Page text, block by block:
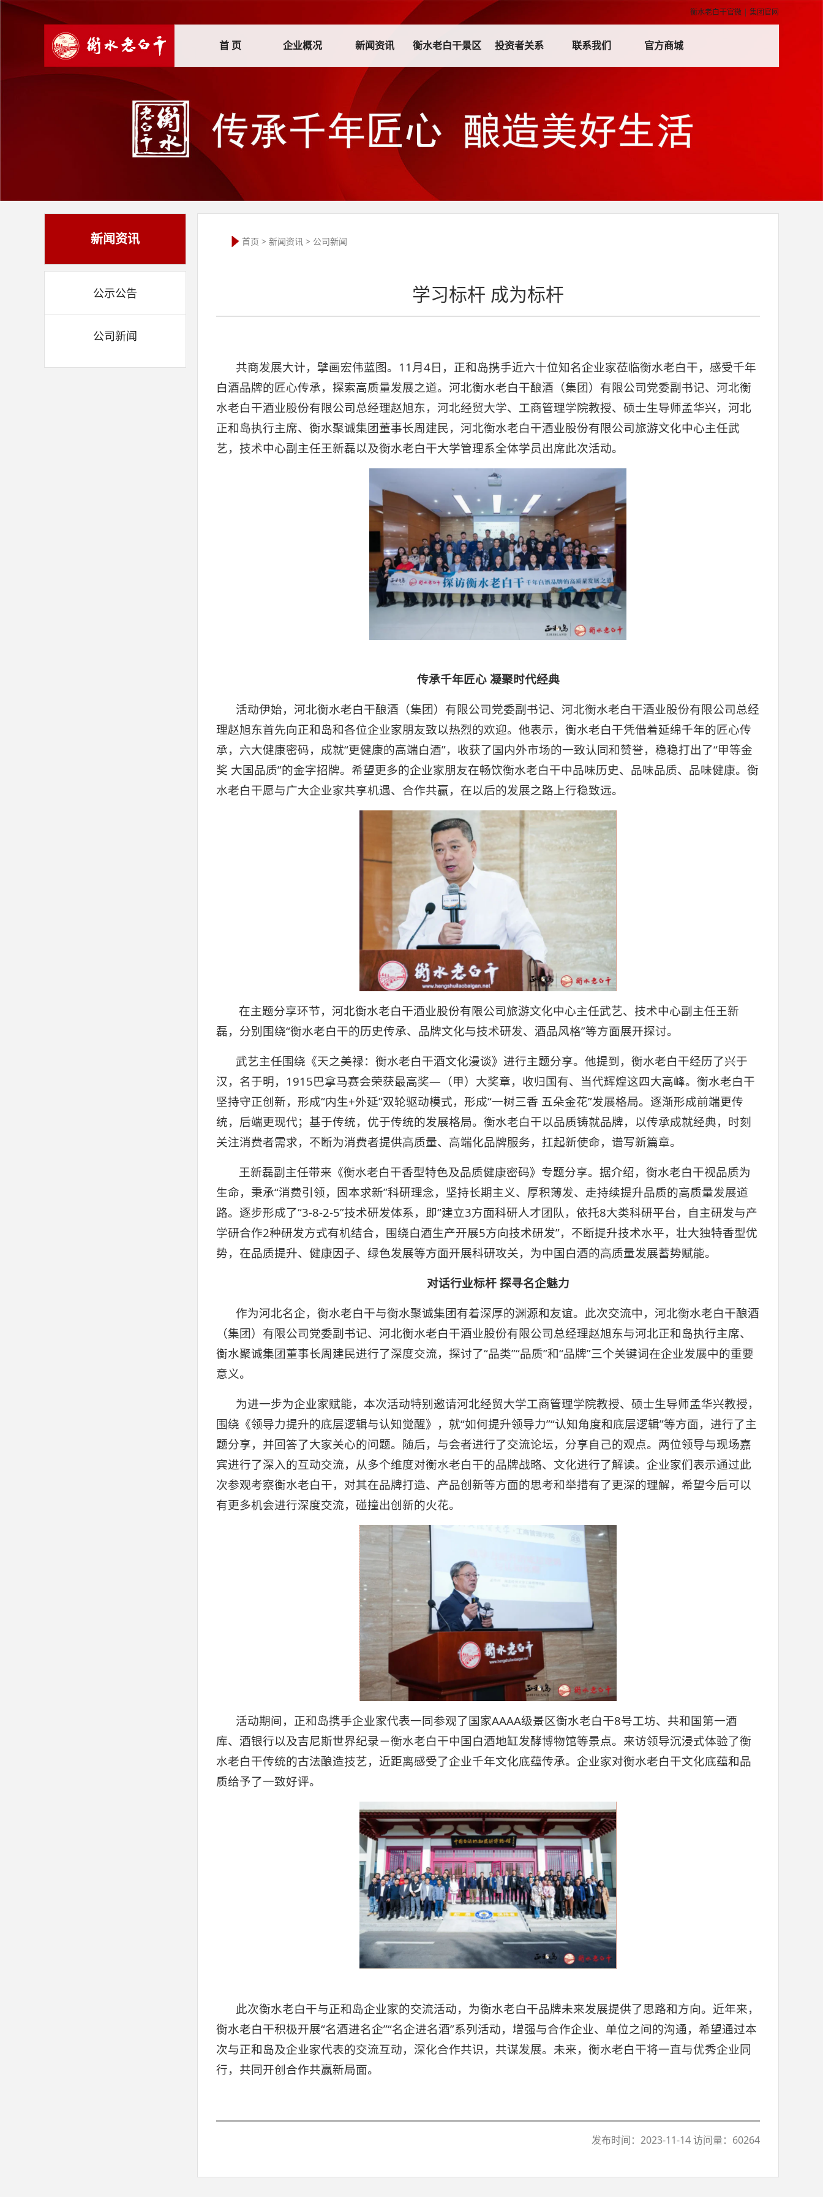
衡水老白干官微 | 集团官网
首 页 企业概况 新闻资讯 衡水老白干景区 投资者关系 联系我们 官方商城
新闻资讯
公示公告
公司新闻
首页 > 新闻资讯 > 公司新闻
学习标杆 成为标杆
共商发展大计，擘画宏伟蓝图。11月4日，正和岛携手近六十位知名企业家莅临衡水老白干，感受千年
白酒品牌的匠心传承，探索高质量发展之道。河北衡水老白干酿酒（集团）有限公司党委副书记、河北衡
水老白干酒业股份有限公司总经理赵旭东，河北经贸大学、工商管理学院教授、硕士生导师孟华兴，河北
正和岛执行主席、衡水聚诚集团董事长周建民，河北衡水老白干酒业股份有限公司旅游文化中心主任武
艺，技术中心副主任王新磊以及衡水老白干大学管理系全体学员出席此次活动。
传承千年匠心 凝聚时代经典
活动伊始，河北衡水老白干酿酒（集团）有限公司党委副书记、河北衡水老白干酒业股份有限公司总经
理赵旭东首先向正和岛和各位企业家朋友致以热烈的欢迎。他表示，衡水老白干凭借着延绵千年的匠心传
承，六大健康密码，成就“更健康的高端白酒”，收获了国内外市场的一致认同和赞誉，稳稳打出了“甲等金
奖 大国品质”的金字招牌。希望更多的企业家朋友在畅饮衡水老白干中品味历史、品味品质、品味健康。衡
水老白干愿与广大企业家共享机遇、合作共赢，在以后的发展之路上行稳致远。
在主题分享环节，河北衡水老白干酒业股份有限公司旅游文化中心主任武艺、技术中心副主任王新
磊，分别围绕“衡水老白干的历史传承、品牌文化与技术研发、酒品风格”等方面展开探讨。
武艺主任围绕《天之美禄：衡水老白干酒文化漫谈》进行主题分享。他提到，衡水老白干经历了兴于
汉，名于明，1915巴拿马赛会荣获最高奖—（甲）大奖章，收归国有、当代辉煌这四大高峰。衡水老白干
坚持守正创新，形成“内生+外延”双轮驱动模式，形成“一树三香 五朵金花”发展格局。逐渐形成前端更传
统，后端更现代；基于传统，优于传统的发展格局。衡水老白干以品质铸就品牌，以传承成就经典，时刻
关注消费者需求，不断为消费者提供高质量、高端化品牌服务，扛起新使命，谱写新篇章。
王新磊副主任带来《衡水老白干香型特色及品质健康密码》专题分享。据介绍，衡水老白干视品质为
生命，秉承“消费引领，固本求新”科研理念，坚持长期主义、厚积薄发、走持续提升品质的高质量发展道
路。逐步形成了“3-8-2-5”技术研发体系，即“建立3方面科研人才团队，依托8大类科研平台，自主研发与产
学研合作2种研发方式有机结合，围绕白酒生产开展5方向技术研发”，不断提升技术水平，壮大独特香型优
势，在品质提升、健康因子、绿色发展等方面开展科研攻关，为中国白酒的高质量发展蓄势赋能。
对话行业标杆 探寻名企魅力
作为河北名企，衡水老白干与衡水聚诚集团有着深厚的渊源和友谊。此次交流中，河北衡水老白干酿酒
（集团）有限公司党委副书记、河北衡水老白干酒业股份有限公司总经理赵旭东与河北正和岛执行主席、
衡水聚诚集团董事长周建民进行了深度交流，探讨了“品类”“品质”和“品牌”三个关键词在企业发展中的重要
意义。
为进一步为企业家赋能，本次活动特别邀请河北经贸大学工商管理学院教授、硕士生导师孟华兴教授，
围绕《领导力提升的底层逻辑与认知觉醒》，就“如何提升领导力”“认知角度和底层逻辑”等方面，进行了主
题分享，并回答了大家关心的问题。随后，与会者进行了交流论坛，分享自己的观点。两位领导与现场嘉
宾进行了深入的互动交流，从多个维度对衡水老白干的品牌战略、文化进行了解读。企业家们表示通过此
次参观考察衡水老白干，对其在品牌打造、产品创新等方面的思考和举措有了更深的理解，希望今后可以
有更多机会进行深度交流，碰撞出创新的火花。
活动期间，正和岛携手企业家代表一同参观了国家AAAA级景区衡水老白干8号工坊、共和国第一酒
库、酒银行以及吉尼斯世界纪录－衡水老白干中国白酒地缸发酵博物馆等景点。来访领导沉浸式体验了衡
水老白干传统的古法酿造技艺，近距离感受了企业千年文化底蕴传承。企业家对衡水老白干文化底蕴和品
质给予了一致好评。
此次衡水老白干与正和岛企业家的交流活动，为衡水老白干品牌未来发展提供了思路和方向。近年来，
衡水老白干积极开展“名酒进名企”“名企进名酒”系列活动，增强与合作企业、单位之间的沟通，希望通过本
次与正和岛及企业家代表的交流互动，深化合作共识，共谋发展。未来，衡水老白干将一直与优秀企业同
行，共同开创合作共赢新局面。
发布时间：2023-11-14 访问量：60264